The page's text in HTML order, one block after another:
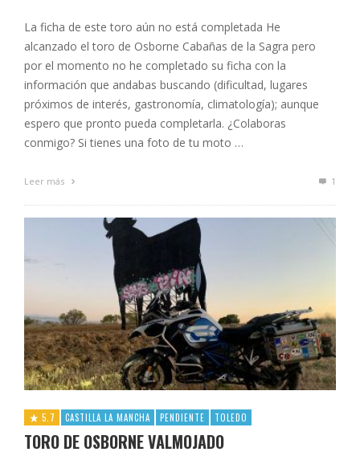
La ficha de este toro aún no está completada He
alcanzado el toro de Osborne Cabañas de la Sagra pero
por el momento no he completado su ficha con la
información que andabas buscando (dificultad, lugares
próximos de interés, gastronomía, climatología); aunque
espero que pronto pueda completarla. ¿Colaboras
conmigo? Si tienes una foto de tu moto …
Leer más 1
5.7 CASTILLA LA MANCHA PENDIENTE TOLEDO
TORO DE OSBORNE VALMOJADO